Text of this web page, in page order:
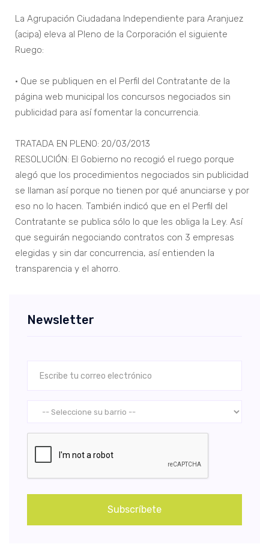
La Agrupación Ciudadana Independiente para Aranjuez
(acipa) eleva al Pleno de la Corporación el siguiente
Ruego:
• Que se publiquen en el Perfil del Contratante de la
página web municipal los concursos negociados sin
publicidad para así fomentar la concurrencia.
TRATADA EN PLENO: 20/03/2013
RESOLUCIÓN: El Gobierno no recogió el ruego porque
alegó que los procedimientos negociados sin publicidad
se llaman así porque no tienen por qué anunciarse y por
eso no lo hacen. También indicó que en el Perfil del
Contratante se publica sólo lo que les obliga la Ley. Así
que seguirán negociando contratos con 3 empresas
elegidas y sin dar concurrencia, así entienden la
transparencia y el ahorro.
Newsletter
Subscríbete